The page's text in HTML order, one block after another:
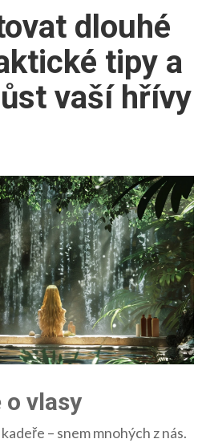
dlouhé
tipy a
vaší hřívy
o vlasy
– snem mnohých z nás.